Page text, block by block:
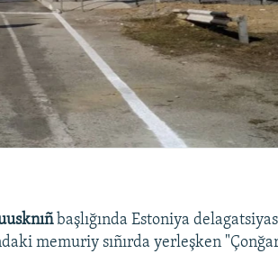
başlığında Estoniya
memuriy sıñırda yerleşken